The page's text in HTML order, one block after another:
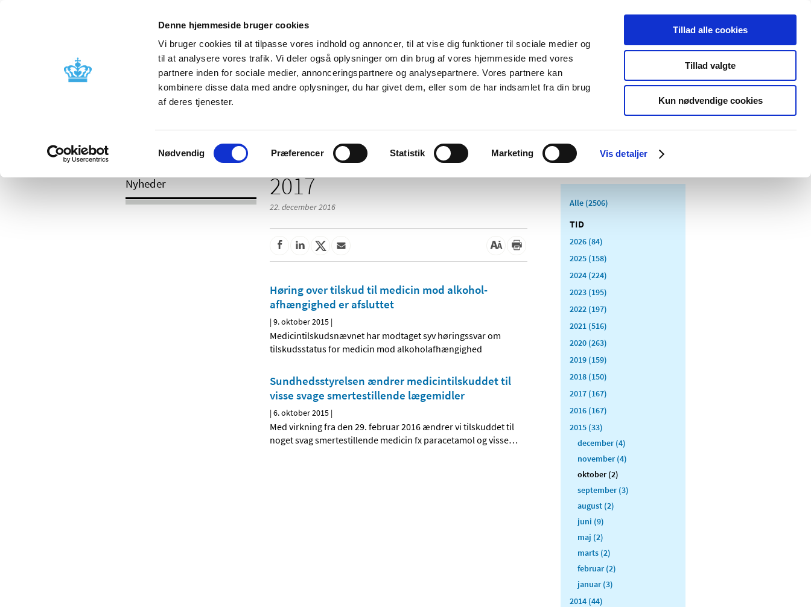
Denne hjemmeside bruger cookies
Vi bruger cookies til at tilpasse vores indhold og annoncer, til at vise dig funktioner til sociale medier og
til at analysere vores trafik. Vi deler også oplysninger om din brug af vores hjemmeside med vores
partnere inden for sociale medier, annonceringspartnere og analysepartnere. Vores partnere kan
kombinere disse data med andre oplysninger, du har givet dem, eller som de har indsamlet fra din brug
af deres tjenester.
Samtykkevalg
Nødvendig Præferencer Statistik Marketing Vis detaljer
Tillad alle cookies
Tillad valgte
Kun nødvendige cookies
Nyheder Om os Kontakt Udgivelser
Godkendelse og
Bivirkninger og
produktinformation
Tilskud og
Apoteker og salg af
Medicinsk
Særlige
produktområder
/ 2017
Nyheder 2017
22. december 2016
Høring over tilskud til medicin mod alkohol­
afhængighed er afsluttet
|9. oktober 2015 |
Medicintilskudsnævnet har modtaget syv høringssvar om
tilskudsstatus for medicin mod alkoholafhængighed
Sundhedsstyrelsen ændrer medicintilskuddet til
visse svage smertestillende lægemidler
|6. oktober 2015 |
Med virkning fra den 29. februar 2016 ændrer vi tilskuddet til
noget svag smertestillende medicin fx paracetamol og visse…
Alle (2506)
TID
2026 (84)
2025 (158)
2024 (224)
2023 (195)
2022 (197)
2021 (516)
2020 (263)
2019 (159)
2018 (150)
2017 (167)
2016 (167)
2015 (33)
december (4)
november (4)
oktober (2)
september (3)
august (2)
juni (9)
maj (2)
marts (2)
februar (2)
januar (3)
2014 (44)